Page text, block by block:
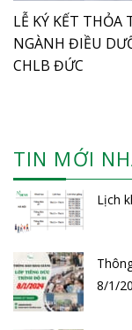
LỄ KÝ KẾT
NGÀNH ĐIỀU
CHLB ĐỨC
TIN MỚI
Lịch
8/1/